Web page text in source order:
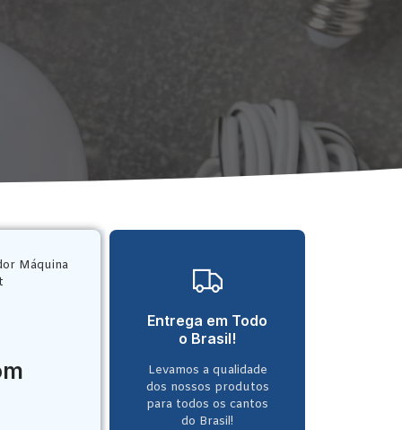
Máquina
Entrega em Todo
o Brasil!
Levamos a qualidade
dos nossos produtos
para todos os cantos
do Brasil!